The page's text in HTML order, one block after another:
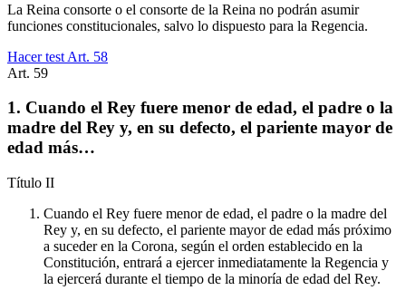
La Reina consorte o el consorte de la Reina no podrán asumir
funciones constitucionales, salvo lo dispuesto para la Regencia.
Hacer test Art. 58
Art. 59
1. Cuando el Rey fuere menor de edad, el padre o la
madre del Rey y, en su defecto, el pariente mayor de
edad más…
Título II
Cuando el Rey fuere menor de edad, el padre o la madre del
Rey y, en su defecto, el pariente mayor de edad más próximo
a suceder en la Corona, según el orden establecido en la
Constitución, entrará a ejercer inmediatamente la Regencia y
la ejercerá durante el tiempo de la minoría de edad del Rey.